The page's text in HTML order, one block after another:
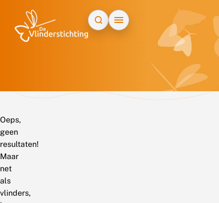
Oeps,
geen
resultaten!
Maar
net
als
vlinders,